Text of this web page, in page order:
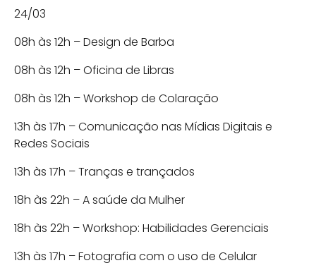
24/03
08h às 12h – Design de Barba
08h às 12h – Oficina de Libras
08h às 12h – Workshop de Colaração
13h às 17h – Comunicação nas Mídias Digitais e
Redes Sociais
13h às 17h – Tranças e trançados
18h às 22h – A saúde da Mulher
18h às 22h – Workshop: Habilidades Gerenciais
13h às 17h – Fotografia com o uso de Celular